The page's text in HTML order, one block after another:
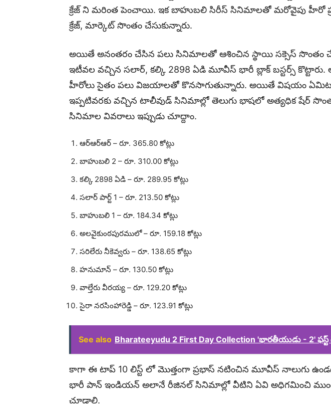
క్రేజ్ ని మరింత పెంచాయి. ఇక బాహుబలి సిరీస్ సినిమాలతో మరోవైపు హీరో
క్రేజ్, మార్కెట్ సొంతం చేసుకున్నారు.
అయితే అనంతరం చేసిన పలు సినిమాలతో ఆశించిన స్థాయి సక్సెస్ సొంతం
ఇటీవల వచ్చిన సలార్, కల్కి 2898 ఏడి మూవీస్ భారీ బ్లాక్ బస్టర్స్
హీరోలు సైతం పలు విజయాలతో కొనసాగుతున్నారు. అయితే విషయం
ఇప్పటివరకు వచ్చిన టాలీవుడ్ సినిమాల్లో తెలుగు భాషలో అత్యధిక షేర్
సినిమాల వివరాలు ఇప్పుడు చూద్దాం.
ఆర్ఆర్ఆర్ – రూ. 365.80 కోట్లు
బాహుబలి 2 – రూ. 310.00 కోట్లు
కల్కి 2898 ఏడి – రూ. 289.95 కోట్లు
సలార్ పార్ట్ 1 – రూ. 213.50 కోట్లు
బాహుబలి 1 – రూ. 184.34 కోట్లు
అలవైకుంఠపురములో – రూ. 159.18 కోట్లు
సరిలేరు నీకెవ్వరు – రూ. 138.65 కోట్లు
హనుమాన్ – రూ. 130.50 కోట్లు
వాల్తేరు వీరయ్య – రూ. 129.20 కోట్లు
సైరా నరసింహారెడ్డి – రూ. 123.91 కోట్లు
See also Bharateeyudu 2 First Day Collection 'భారతీయుడు - 2'
కాగా ఈ టాప్ 10 లిస్ట్ లో మొత్తంగా ప్రభాస్ నటించిన మూవీస్ నాలుగు
భారీ పాన్ ఇండియన్ అలానే రీజినల్ సినిమాల్లో వీటిని ఏవి అధిగమించి
చూడాలి.